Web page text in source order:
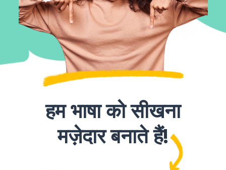
हम भाषा को सीखना
मज़ेदार बनाते हैं!